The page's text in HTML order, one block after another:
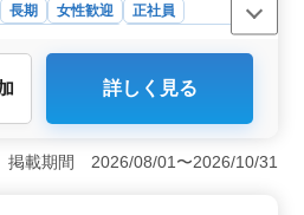
長期 女性歓迎
正社員
医療事務・受付
が可能なので、通勤に便利で
して働けるのは魅力的で
セプト作成など、病院での医療
詳しく見る
掲載期間 2026/08/01〜2026/10/31